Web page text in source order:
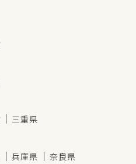
三重県
兵庫県
奈良県